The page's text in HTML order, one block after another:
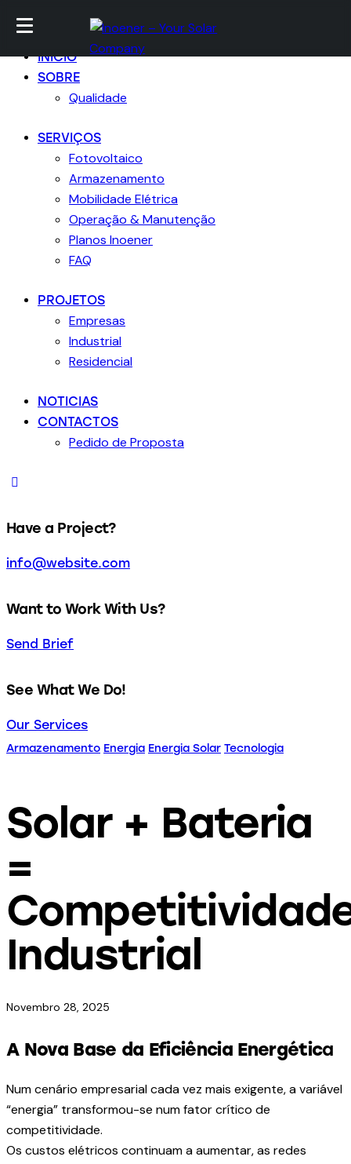
Skip to contentSkip to sidebar
Close
INICIO
SOBRE
Qualidade
SERVIÇOS
Fotovoltaico
Armazenamento
Mobilidade Elétrica
Operação & Manutenção
Planos Inoener
FAQ
PROJETOS
Empresas
Industrial
Residencial
NOTICIAS
CONTACTOS
Pedido de Proposta
Have a Project?
info@website.com
Want to Work With Us?
Send Brief
See What We Do!
Our Services
Armazenamento Energia Energia Solar Tecnologia
Solar + Bateria
=
Industrial
Novembro 28, 2025
A Nova Base da Eficiência Energética
Num cenário empresarial cada vez mais exigente, a variável
“energia” transformou-se num fator crítico de
competitividade.
Os custos elétricos continuam a aumentar, as redes